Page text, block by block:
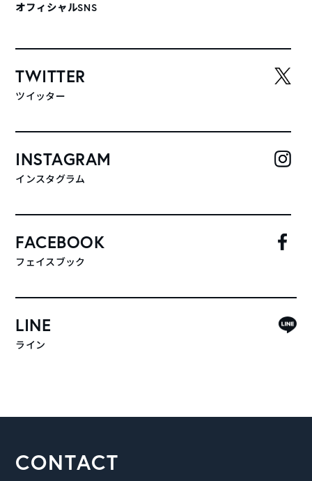
オフィシャルSNS
TWITTER
ツイッター
INSTAGRAM
インスタグラム
FACEBOOK
フェイスブック
LINE
ライン
CONTACT